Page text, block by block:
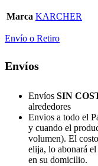
Marca KARCHER
Envío o Retiro
Envíos
Envíos SIN
alrededores
Envios a todo el
y cuando el
volumen). El
elija, lo abonará
en su domicilio.